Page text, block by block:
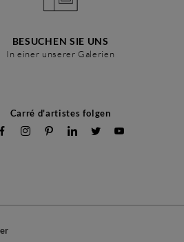
BESUCHEN SIE UNS
In einer unserer Galerien
Carré d'artistes folgen